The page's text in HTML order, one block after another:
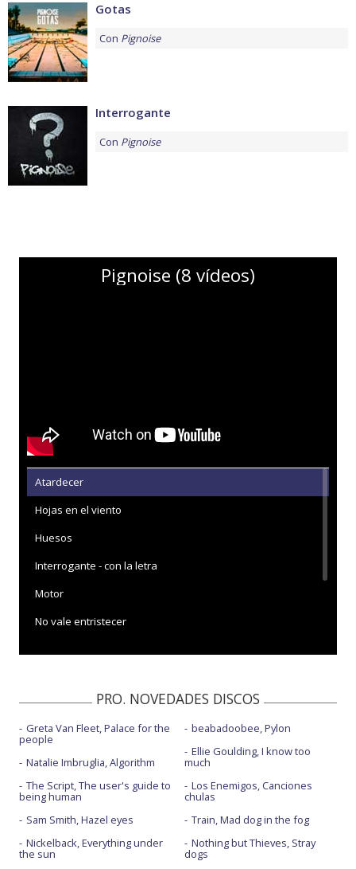
Gotas
Con Pignoise
Interrogante
Con Pignoise
Pignoise (8 vídeos)
Atardecer
Hojas en el viento
Huesos
Interrogante - con la letra
Motor
No vale entristecer
PRO. NOVEDADES DISCOS
Greta Van Fleet, Palace for the
people
Natalie Imbruglia, Algorithm
The Script, The user's guide to
being human
Sam Smith, Hazel eyes
Nickelback, Everything under
the sun
beabadoobee, Pylon
Ellie Goulding, I know too
much
Los Enemigos, Canciones
chulas
Train, Mad dog in the fog
Nothing but Thieves, Stray
dogs